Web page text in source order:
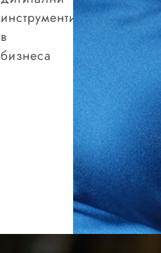
инструменти
в
бизнеса